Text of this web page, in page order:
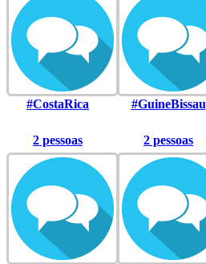
#CostaRica #GuineBissau
2 pessoas 2 pessoas